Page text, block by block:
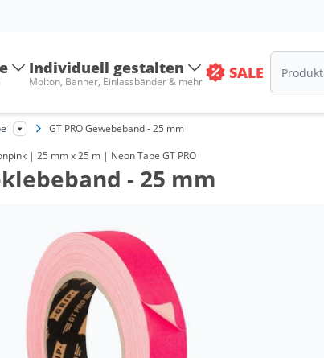
Individuell gestalten
Molton, Banner, Einlassbänder & mehr SALE
GT PRO Gewebeband - 25 mm
| 25 mm x 25 m | Neon Tape GT PRO
- 25 mm